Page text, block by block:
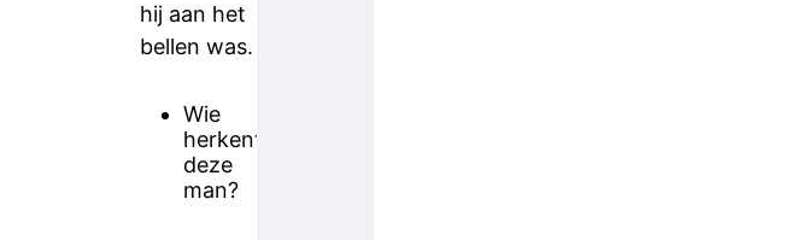
hij aan het
bellen was.
Wie
herkent
deze
man?